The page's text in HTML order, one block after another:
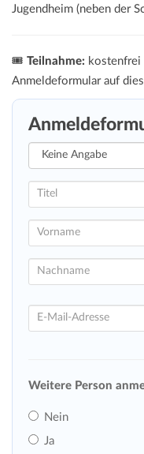
Jugendheim (neben der
🎟️ Teilnahme: kostenfrei
Anmeldeformular auf
Weitere Person
Nein
Ja